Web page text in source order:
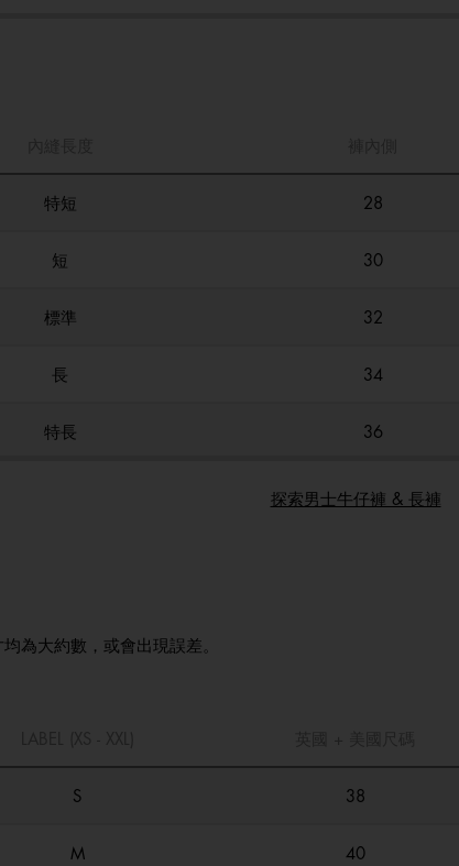
特短 28
短 30
標準 32
長 34
特長 36
探索男士牛仔褲 & 長褲
為大約數，或會出現誤差。
S 38
M 40